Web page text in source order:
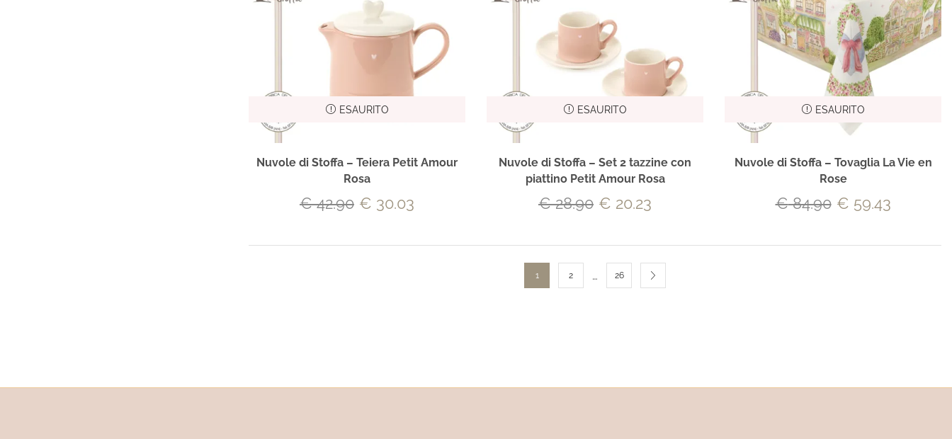
ESAURITO
Nuvole di Stoffa – Teiera Petit Amour
Rosa
€42.90 € 30.03
ESAURITO
Nuvole di Stoffa – Set 2 tazzine con
piattino Petit Amour Rosa
€28.90 € 20.23
ESAURITO
Nuvole di Stoffa – Tovaglia La Vie en
Rose
€84.90 € 59.43
1 2 … 26